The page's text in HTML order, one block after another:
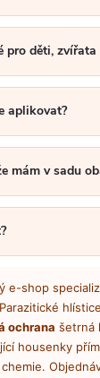
pro děti,
aplikovat?
mám v sadu
e-shop
ochrana šetrná
housenky